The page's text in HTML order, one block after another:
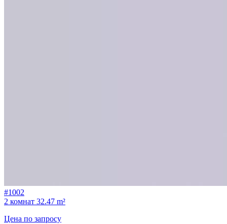
#1002
2 комнат 32.47 m²
Цена по запросу